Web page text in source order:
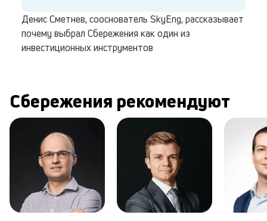
Денис Сметнев, сооснователь SkyEng, рассказывает
почему выбрал Сбережения как один из
инвестиционных инструментов
Сбережения рекомендуют